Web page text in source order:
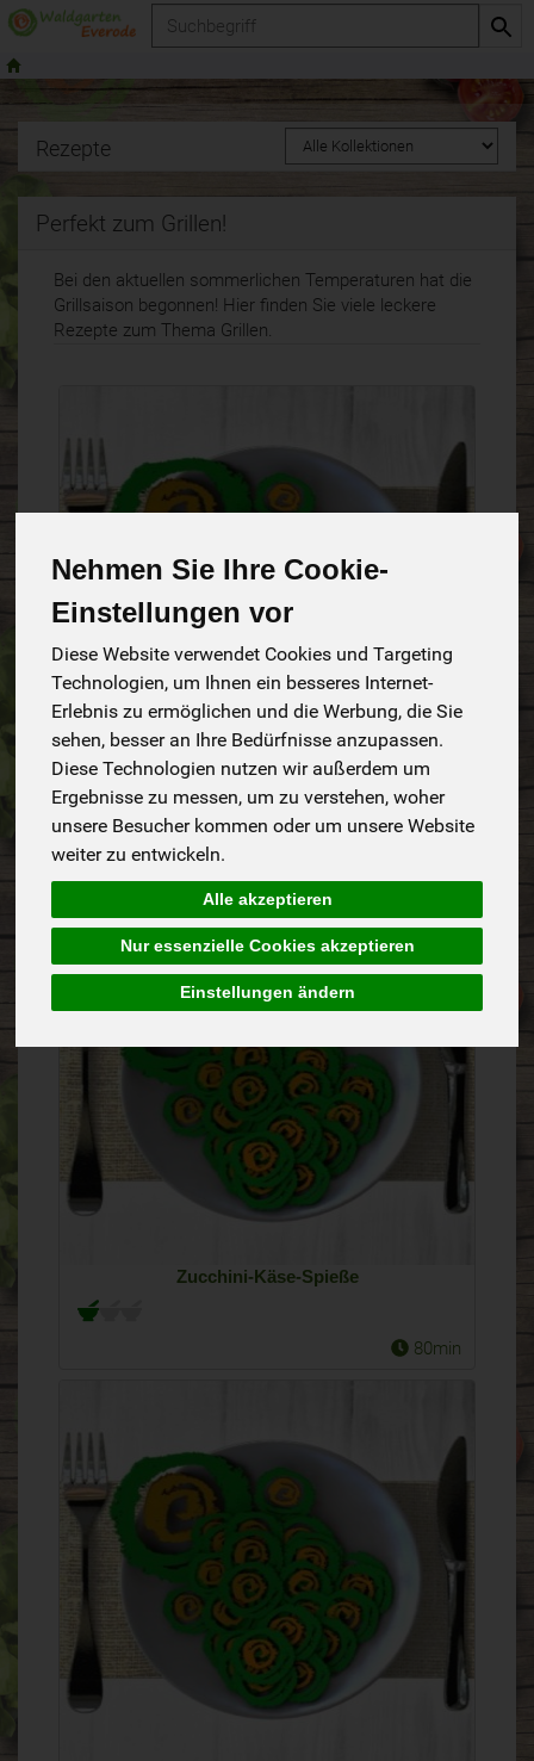
Nehmen Sie Ihre Cookie-
Einstellungen vor
Diese Website verwendet Cookies und Targeting
Technologien, um Ihnen ein besseres Internet-
Erlebnis zu ermöglichen und die Werbung, die Sie
sehen, besser an Ihre Bedürfnisse anzupassen.
Diese Technologien nutzen wir außerdem um
Ergebnisse zu messen, um zu verstehen, woher
unsere Besucher kommen oder um unsere Website
weiter zu entwickeln.
Alle akzeptieren
Nur essenzielle Cookies akzeptieren
Einstellungen ändern
Produkt
Rezepte
Perfekt zum Grillen!
Bei den aktuellen sommerlichen Temperaturen hat die
Grillsaison begonnen! Hier finden Sie viele leckere
Rezepte zum Thema Grillen.
Fetacreme mit Paprika und Kräutern
Zucchini-Käse-Spieße
80min